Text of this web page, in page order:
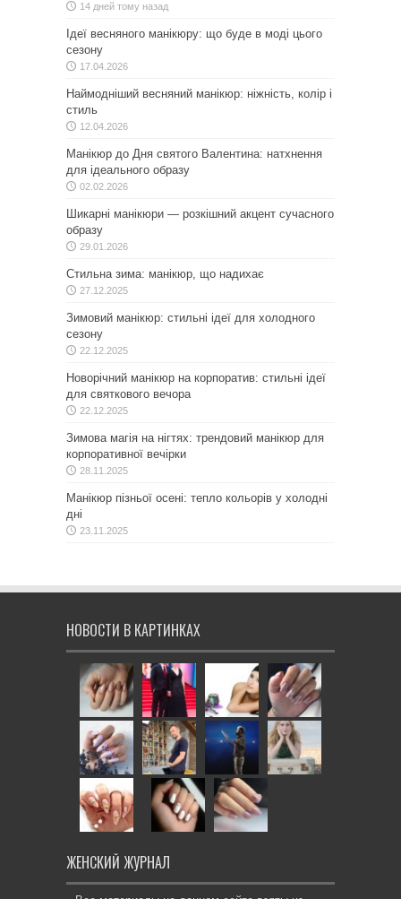
14 дней тому назад
Ідеї весняного манікюру: що буде в моді цього
сезону
17.04.2026
Наймодніший весняний манікюр: ніжність, колір і
стиль
12.04.2026
Манікюр до Дня святого Валентина: натхнення
для ідеального образу
02.02.2026
Шикарні манікюри — розкішний акцент сучасного
образу
29.01.2026
Стильна зима: манікюр, що надихає
27.12.2025
Зимовий манікюр: стильні ідеї для холодного
сезону
22.12.2025
Новорічний манікюр на корпоратив: стильні ідеї
для святкового вечора
22.12.2025
Зимова магія на нігтях: трендовий манікюр для
корпоративної вечірки
28.11.2025
Манікюр пізньої осені: тепло кольорів у холодні
дні
23.11.2025
НОВОСТИ В КАРТИНКАХ
ЖЕНСКИЙ ЖУРНАЛ